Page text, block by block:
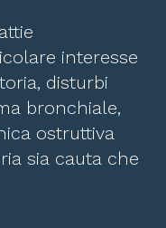
interesse
disturbi
bronchiale,
ostruttiva
sia cauta che